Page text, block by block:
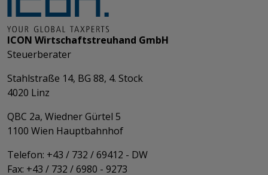
ICON Wirtschaftstreuhand GmbH
Steuerberater
Stahlstraße 14, BG 88, 4. Stock
4020 Linz
QBC 2a, Wiedner Gürtel 5
​​​​​​​1100 Wien Hauptbahnhof
Telefon: +43 / 732 / 69412 - DW
Fax: +43 / 732 / 6980 - 9273